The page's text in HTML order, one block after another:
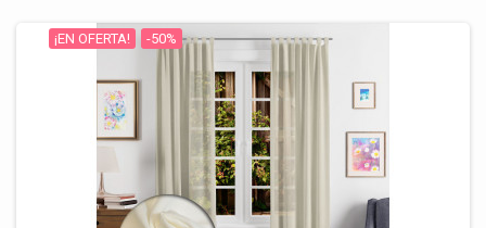
¡EN OFERTA! -50%